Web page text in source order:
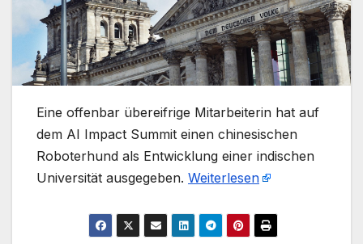
​Eine offenbar übereifrige Mitarbeiterin hat auf
dem AI Impact Summit einen chinesischen
Roboterhund als Entwicklung einer indischen
Universität ausgegeben. Weiterlesen